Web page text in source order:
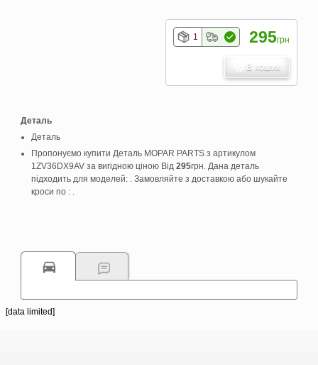
Деталь
Деталь
Пропонуємо купити Деталь MOPAR PARTS з артикулом
1ZV36DX9AV за вигідною ціною Від 295грн. Дана деталь
підходить для моделей: . Замовляйте з доставкою або шукайте
кроси по : .
1 295грн
В кошик
[data limited]